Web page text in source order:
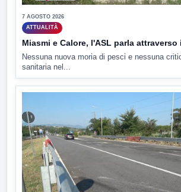
7 AGOSTO 2026
ATTUALITÀ
Miasmi e Calore, l'ASL parla attraverso
Nessuna nuova moria di pesci e nessuna
sanitaria nel...